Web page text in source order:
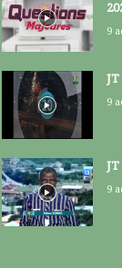
9
JT
9
JT
9